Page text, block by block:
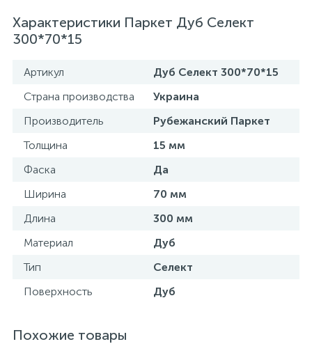
Характеристики Паркет Дуб Селект
300*70*15
Артикул
Дуб Селект 300*70*15
Страна производства
Украина
Производитель
Рубежанский Паркет
Толщина
15 мм
Фаска
Да
Ширина
70 мм
Длина
300 мм
Материал
Дуб
Тип
Селект
Поверхность
Дуб
Похожие товары